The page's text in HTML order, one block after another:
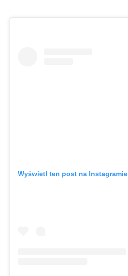
Wyświetl ten post na Instagramie